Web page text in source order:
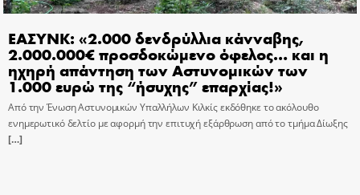
ΕΑΣΥΝΚ: «2.000 δενδρύλλια κάνναβης,
2.000.000€ προσδοκώμενο όφελος… και η
ηχηρή απάντηση των Αστυνομικών των
1.000 ευρώ της “ήσυχης” επαρχίας!»
Από την Ένωση Αστυνομικών Υπαλλήλων Κιλκίς εκδόθηκε το ακόλουθο
ενημερωτικό δελτίο με αφορμή την επιτυχή εξάρθρωση από το τμήμα Δίωξης
[…]